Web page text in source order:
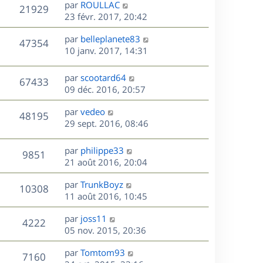
n
i
e
r
m
e
s
s
a
g
e
21929V
u
D
e
r
n
i
e
r
m
e
s
s
e
par ROULLAC
23 févr. 2017, 20:42
47354V
u
e
D
e
n
i
e
r
m
s
a
e
par belleplanete83
10 janv. 2017, 14:31
67433V
u
D
e
r
n
i
r
m
e
s
s
a
g
e
par scootard64
09 déc. 2016, 20:57
48195V
u
D
e
i
e
r
m
e
s
s
a
g
par vedeo
29 sept. 2016, 08:46
9851
u
e
s
D
e
r
n
i
e
r
m
e
s
par philippe33
21 août 2016, 20:04
10308V
u
D
e
r
n
i
e
r
par TrunkBoyz
11 août 2016, 10:45
4222V
u
D
e
r
n
par joss11
05 nov. 2015, 20:36
7160V
D
par Tomtom93